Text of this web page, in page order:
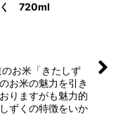
く 720ml
お米「きたしず
お米の魅力を引き
りますがも魅力的
ずくの特徴をいか